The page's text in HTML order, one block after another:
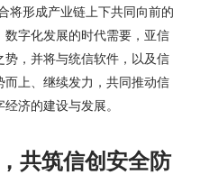
将形成产业链上下共同向前的
字化发展的时代需要，亚信
，并将与统信软件，以及信
上、继续发力，共同推动信
济的建设与发展。
共筑信创安全防